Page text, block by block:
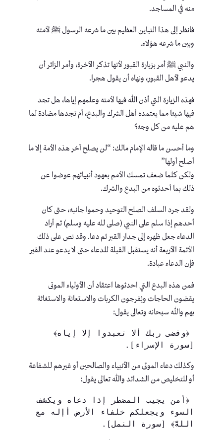
منه في المساجد.
فانظر إلى هذا التباين العظيم بين ما شرعه الرسول ﷺ لأمته
وبين ما شرعه هؤلاء.
والنبي ﷺ أمر بزيارة القبور لأنها تذكر الآخرة، وأمر الزائر أن
يدعو لأهل القبور، ونهاه أن يقول هجرا.
فهذه الزيارة التي أذن الله فيها لأمته وعلمهم إياها، هل تجد
فيها شيئا مما يعتمده أهل الشرك والبدع، أم تجدها مضادة لما
هم عليه من كل وجه؟
وما أحسن ما قاله الإمام مالك: “لن يصلح آخر هذه الأمة إلا ما
أصلح أولها”
ولكن كلما ضعف تمسك الأمم بعهود أنبيائهم عوضوا عن
ذلك بما أحدثوه من البدع والشرك.
ولقد جرد السلف الصلح التوحيد وحموا جانبه، حتى كان
أحدهم إذا سلم على النبي (صلى لله عليه وسلم) ثم أراد
الدعاء جعل ظهره إلى جدار القبر ثم دعا. وقد نص على ذلك
الأئمة الأربعة أنه يستقبل القبلة للدعاء حتى لا يدعو عند القبر
فإن الدعاء عبادة.
فمن هذه البدع التي احدثوها اعتقاد أن الأولياء الموتى
يقضون الحاجات ويُفرجون الكربات والاستعانة والاستغاثة
بهم والله سبحانه وتعالى يقول:
[سورة الإسراء].
وكذلك دعاء الموتى من الأنبياء والصالحين أو غيرهم للشفاعة
أو للتخليص من الشدائد والله تعالى يقول:
﴿أمن يجيب المضطر إذا دعاه ويكشف
اللهَّ﴾ [سورة النمل].